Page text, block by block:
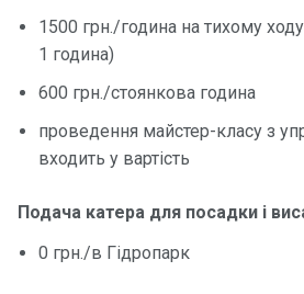
1500 грн./година на тихому
1 година)
600 грн./стоянкова година
проведення майстер-класу з
входить у вартість
Подача катера для посадки і
0 грн./в Гідропарк
Відгуки
Контакт
и